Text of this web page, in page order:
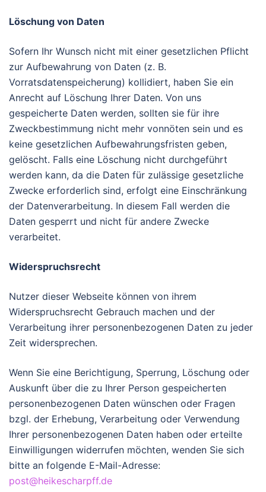
Löschung von Daten
Sofern Ihr Wunsch nicht mit einer gesetzlichen Pflicht
zur Aufbewahrung von Daten (z. B.
Vorratsdatenspeicherung) kollidiert, haben Sie ein
Anrecht auf Löschung Ihrer Daten. Von uns
gespeicherte Daten werden, sollten sie für ihre
Zweckbestimmung nicht mehr vonnöten sein und es
keine gesetzlichen Aufbewahrungsfristen geben,
gelöscht. Falls eine Löschung nicht durchgeführt
werden kann, da die Daten für zulässige gesetzliche
Zwecke erforderlich sind, erfolgt eine Einschränkung
der Datenverarbeitung. In diesem Fall werden die
Daten gesperrt und nicht für andere Zwecke
verarbeitet.
Widerspruchsrecht
Nutzer dieser Webseite können von ihrem
Widerspruchsrecht Gebrauch machen und der
Verarbeitung ihrer personenbezogenen Daten zu jeder
Zeit widersprechen.
Wenn Sie eine Berichtigung, Sperrung, Löschung oder
Auskunft über die zu Ihrer Person gespeicherten
personenbezogenen Daten wünschen oder Fragen
bzgl. der Erhebung, Verarbeitung oder Verwendung
Ihrer personenbezogenen Daten haben oder erteilte
Einwilligungen widerrufen möchten, wenden Sie sich
bitte an folgende E-Mail-Adresse:
post@heikescharpff.de